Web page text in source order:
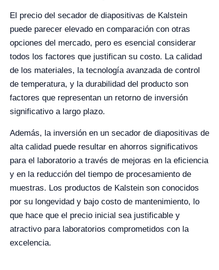
El precio del secador de diapositivas de Kalstein
puede parecer elevado en comparación con otras
opciones del mercado, pero es esencial considerar
todos los factores que justifican su costo. La calidad
de los materiales, la tecnología avanzada de control
de temperatura, y la durabilidad del producto son
factores que representan un retorno de inversión
significativo a largo plazo.
Además, la inversión en un secador de diapositivas de
alta calidad puede resultar en ahorros significativos
para el laboratorio a través de mejoras en la eficiencia
y en la reducción del tiempo de procesamiento de
muestras. Los productos de Kalstein son conocidos
por su longevidad y bajo costo de mantenimiento, lo
que hace que el precio inicial sea justificable y
atractivo para laboratorios comprometidos con la
excelencia.